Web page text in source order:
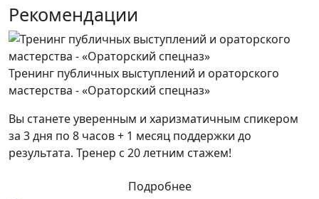
Рекомендации
Тренинг публичных выступлений и ораторского
мастерства - «Ораторский спецназ»
Вы станете уверенным и харизматичным спикером
за 3 дня по 8 часов + 1 месяц поддержки до
результата. Тренер с 20 летним стажем!
Подробнее